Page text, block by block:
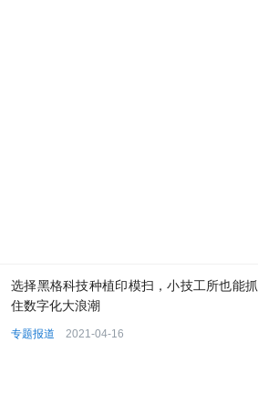
选择黑格科技种植印模扫，小技工所也能抓
住数字化大浪潮
专题报道 2021-04-16